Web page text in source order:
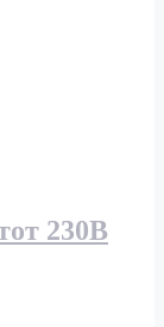
230В